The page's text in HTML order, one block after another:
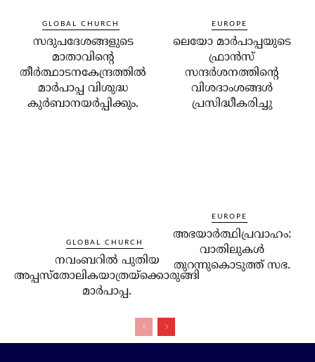
GLOBAL CHURCH
സദുപദേശങ്ങളുടെ
മാതാവിന്റെ
തീര്‍ത്ഥാടനകേന്ദ്രത്തില്‍
മാര്‍പാപ്പ വിശുദ്ധ
കുര്‍ബാനയര്‍പ്പിക്കും.
EUROPE
ലെയോ മാര്‍പാപ്പയുടെ
ഫ്രാന്‍സ്
സന്ദര്‍ശനത്തിന്റെ
വിശദാംശങ്ങള്‍
പ്രസിദ്ധീകരിച്ചു
GLOBAL CHURCH
നവംബറില്‍ പുതിയ
അപ്പസ്‌തോലികയാത്രയ്‌ക്കൊരുങ്ങി
മാര്‍പാപ്പ.
EUROPE
അഭയാര്‍ത്ഥിപ്രവാഹം:
വാതിലുകള്‍
തുറന്നുകൊടുത്ത് സഭ.